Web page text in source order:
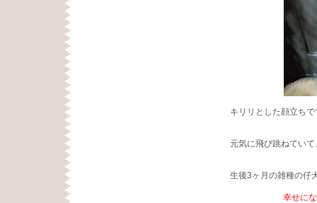
キリリとした顔立ち
元気に飛び跳ねてい
生後3ヶ月の雑種の仔
幸せに